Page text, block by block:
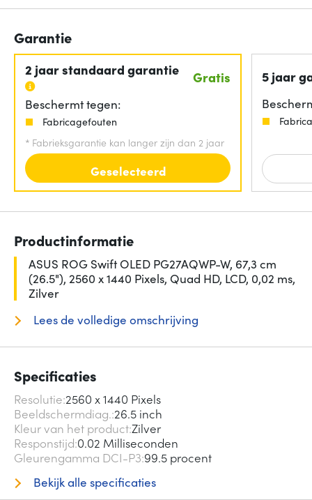
Garantie
2 jaar standaard garantie Gratis
Beschermt tegen:
Fabricagefouten
* Fabrieksgarantie kan langer zijn dan 2 jaar
Geselecteerd
5 jaar
Productinformatie
ASUS ROG Swift OLED PG27AQWP-W, 67,3 cm
(26.5"), 2560 x 1440 Pixels, Quad HD, LCD, 0,02 ms,
Zilver
Lees de volledige omschrijving
Specificaties
Resolutie 2560 x 1440 Pixels
Beeldschermdiag. 26.5 inch
Kleur van het productZilver
Responstijd 0.02 Milliseconden
Gleurengamma DCI-P3 99.5 procent
Bekijk alle specificaties